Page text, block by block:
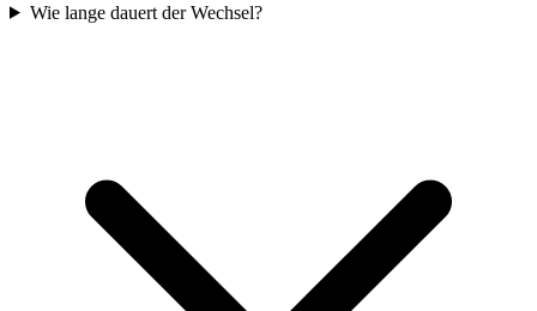
Wie lange dauert der Wechsel?